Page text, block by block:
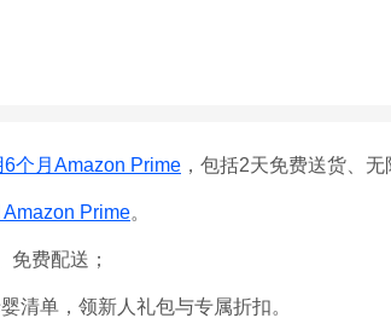
6个月Amazon Prime ，包括2天免费送货、
Prime。
免费配送；
清单，领新人礼包与专属折扣。